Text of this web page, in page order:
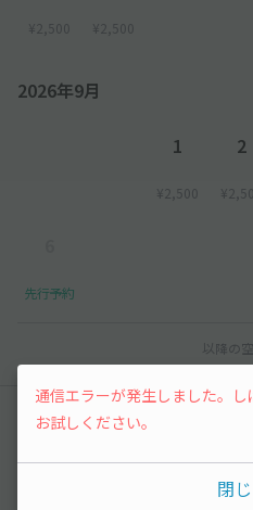
¥2,500 ¥2,500
2026年9月
1
¥2,500
2
先行予約
以降の
レビュー
（37件）
通信エラーが発生しました。
お試しください。
閉